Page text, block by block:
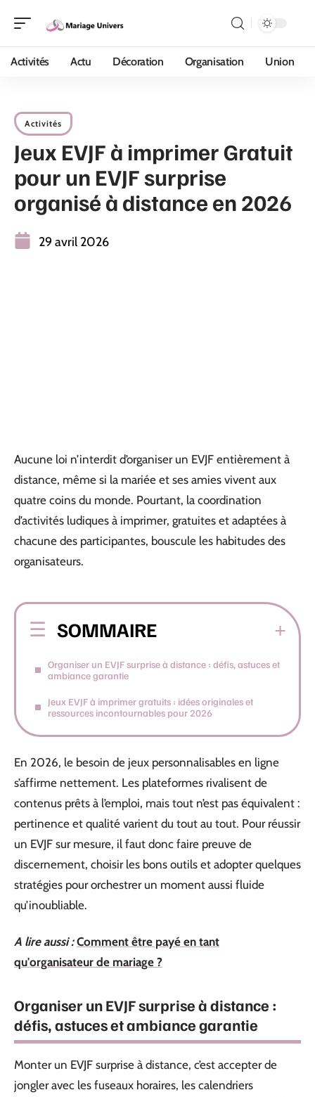
Activités Actu Décoration Organisation Union
Activités
Jeux EVJF à imprimer Gratuit
pour un EVJF surprise
organisé à distance en 2026
29 avril 2026
Aucune loi n’interdit d’organiser un EVJF entièrement à
distance, même si la mariée et ses amies vivent aux
quatre coins du monde. Pourtant, la coordination
d’activités ludiques à imprimer, gratuites et adaptées à
chacune des participantes, bouscule les habitudes des
organisateurs.
SOMMAIRE
Organiser un EVJF surprise à distance : défis, astuces et
ambiance garantie
Jeux EVJF à imprimer gratuits : idées originales et
ressources incontournables pour 2026
En 2026, le besoin de jeux personnalisables en ligne
s’affirme nettement. Les plateformes rivalisent de
contenus prêts à l’emploi, mais tout n’est pas équivalent :
pertinence et qualité varient du tout au tout. Pour réussir
un EVJF sur mesure, il faut donc faire preuve de
discernement, choisir les bons outils et adopter quelques
stratégies pour orchestrer un moment aussi fluide
qu’inoubliable.
A lire aussi : Comment être payé en tant
qu'organisateur de mariage ?
Organiser un EVJF surprise à distance :
défis, astuces et ambiance garantie
Monter un EVJF surprise à distance, c’est accepter de
jongler avec les fuseaux horaires, les calendriers